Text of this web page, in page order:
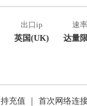
出口ip
英国(UK)
速率
达量
充值 ｜ 首次网络连